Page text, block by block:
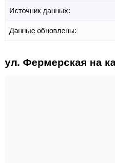
Источник данных:
Данные обновлены:
ул. Фермерская на